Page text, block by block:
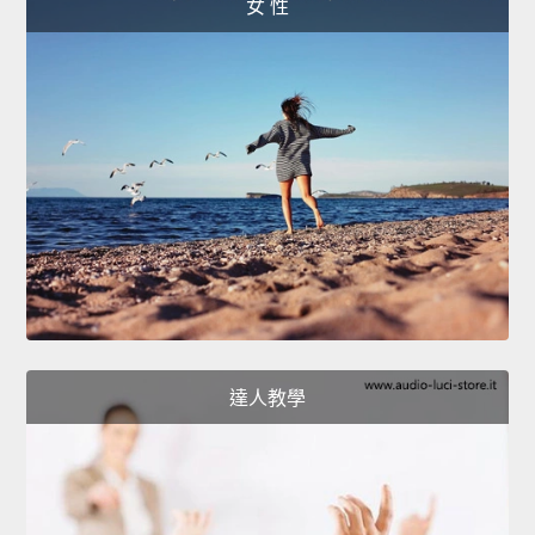
女 性
達人教學